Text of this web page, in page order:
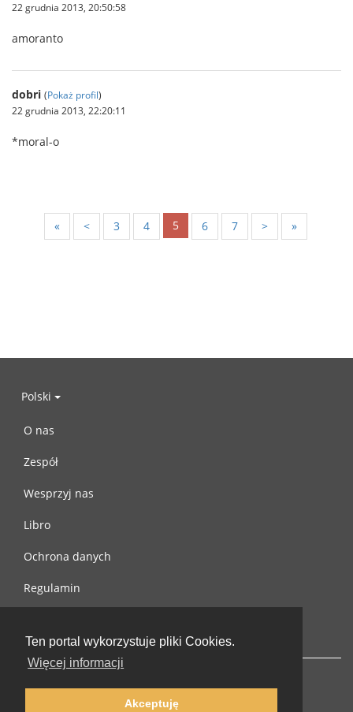
Ten portal wykorzystuje pliki Cookies.
Więcej informacji
Akceptuję
22 grudnia 2013, 20:50:58
amoranto
dobri (Pokaż profil)
22 grudnia 2013, 22:20:11
*moral-o
« < 3 4 5 6 7 > »
Polski
O nas
Zespół
Wesprzyj nas
Libro
Ochrona danych
Regulamin